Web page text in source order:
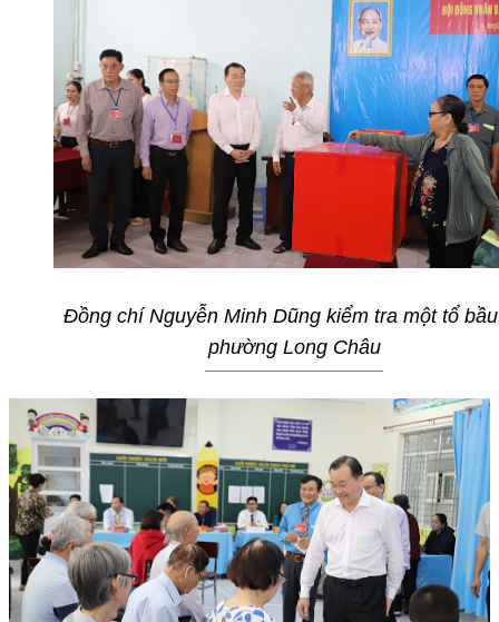
Đồng chí Nguyễn Minh Dũng kiểm tra một tổ
phường Long Châu